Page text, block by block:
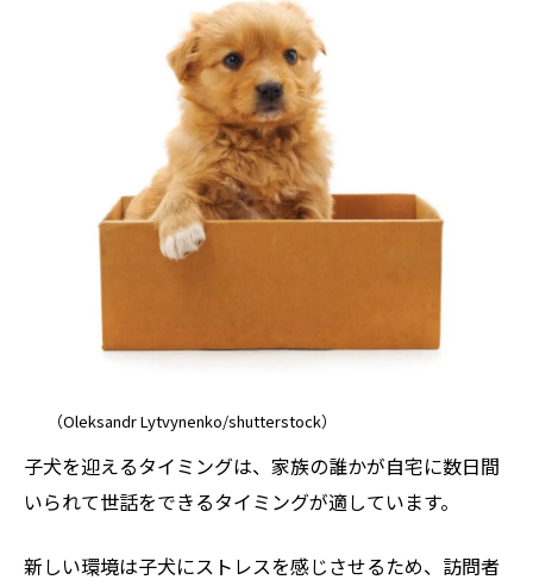
（Oleksandr Lytvynenko/shutterstock）
子犬を迎えるタイミングは、家族の誰かが自宅に数日間
いられて世話をできるタイミングが適しています。
新しい環境は子犬にストレスを感じさせるため、訪問者